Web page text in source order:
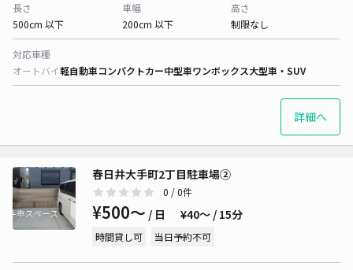
長さ
500cm 以下
車幅
200cm 以下
高さ
制限なし
対応車種
オートバイ軽自動車コンパクトカー中型車ワンボックス大型車・SUV
詳細へ
春日井大手町2丁目駐車場②
0 / 0件
¥500〜 / 日 ¥40〜 / 15分
時間貸し可 当日予約不可